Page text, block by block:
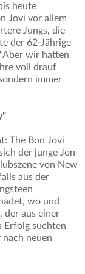
heute
Jovi vor allem
Jungs, die
der 62-Jährige
wir hatten
voll drauf
immer
The Bon Jovi
der junge Jon
von New
aus der
wo und
der aus einer
Erfolg suchten
nach neuen